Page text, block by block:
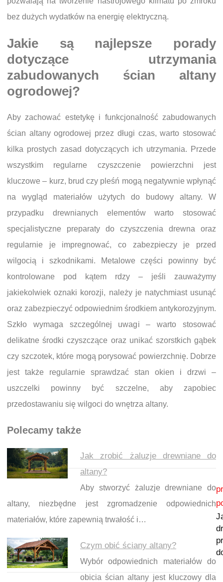
bez dużych wydatków na energię elektryczną.
Jakie są najlepsze porady
dotyczące utrzymania
zabudowanych ścian altany
ogrodowej?
Aby zachować estetykę i funkcjonalność zabudowanych
ścian altany ogrodowej przez długi czas, warto stosować
kilka prostych zasad dotyczących ich utrzymania. Przede
wszystkim regularne czyszczenie powierzchni jest
kluczowe – kurz, brud czy pleśń mogą negatywnie wpłynąć
na wygląd materiałów użytych do budowy altany. W
przypadku drewnianych elementów warto stosować
specjalistyczne preparaty do czyszczenia drewna oraz
regularnie je impregnować, co zabezpieczy je przed
wilgocią i szkodnikami. Metalowe części powinny być
kontrolowane pod kątem rdzy – jeśli zauważymy
jakiekolwiek oznaki korozji, należy je natychmiast usunąć
oraz zabezpieczyć odpowiednim środkiem antykorozyjnym.
Szkło wymaga szczególnej uwagi – warto stosować
delikatne środki czyszczące oraz unikać szorstkich gąbek
czy szczotek, które mogą porysować powierzchnię. Dobrze
jest także regularnie sprawdzać stan okien i drzwi –
uszczelki powinny być szczelne, aby zapobiec
przedostawaniu się wilgoci do wnętrza altany.
Polecamy także
Jak zrobić żaluzje drewniane do
altany?
Aby stworzyć żaluzje drewniane do
altany, niezbędne jest zgromadzenie odpowiednich
materiałów, które zapewnią trwałość i…
Czym obić ściany altany?
Wybór odpowiednich materiałów do
obicia ścian altany jest kluczowy dla
Nawigacja wpisu